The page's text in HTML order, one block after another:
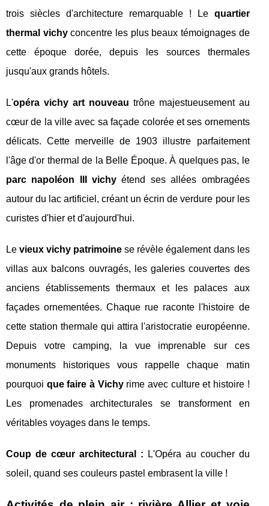
trois siècles d'architecture remarquable ! Le quartier
thermal vichyconcentre les plus beaux témoignages de
cette époque dorée, depuis les sources thermales
jusqu'aux grands hôtels.
L'opéra vichy art nouveau trône majestueusement au
cœur de la ville avec sa façade colorée et ses ornements
délicats. Cette merveille de 1903 illustre parfaitement
l'âge d'or thermal de la Belle Époque. À quelques pas, le
parc napoléon III vichy étend ses allées ombragées
autour du lac artificiel, créant un écrin de verdure pour les
curistes d'hier et d'aujourd'hui.
Levieux vichy patrimoine se révèle également dans les
villas aux balcons ouvragés, les galeries couvertes des
anciens établissements thermaux et les palaces aux
façades ornementées. Chaque rue raconte l'histoire de
cette station thermale qui attira l'aristocratie européenne.
Depuis votre camping, la vue imprenable sur ces
monuments historiques vous rappelle chaque matin
pourquoi que faire à Vichyrime avec culture et histoire !
Les promenades architecturales se transforment en
véritables voyages dans le temps.
Coup de cœur architectural : L'Opéra au coucher du
soleil, quand ses couleurs pastel embrasent la ville !